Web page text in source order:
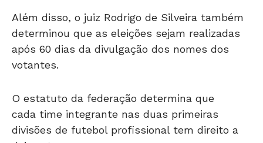
Além disso, o juiz Rodrigo de Silveira também
determinou que as eleições sejam realizadas
após 60 dias da divulgação dos nomes dos
votantes.
O estatuto da federação determina que
cada time integrante nas duas primeiras
divisões de futebol profissional tem direito a